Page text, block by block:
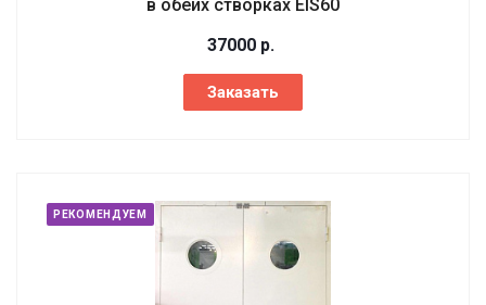
в обеих створках EIS60
37000 р.
Заказать
РЕКОМЕНДУЕМ